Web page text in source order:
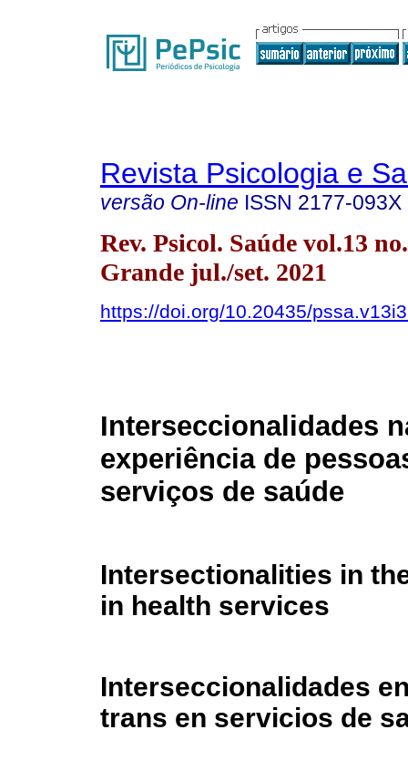
Revista Psicologia e
versão On-line ISSN 2177-093X
Rev. Psicol. Saúde vol.13
Grande jul./set. 2021
https://doi.org/10.20435/
Interseccionalidades
experiência de
serviços de saúde
Intersectionalities in
in health services
Interseccionalidades
trans en servicios de